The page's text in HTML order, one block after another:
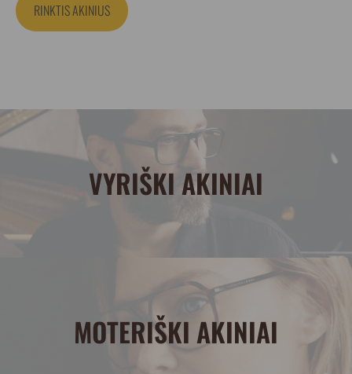
RINKTIS AKINIUS
VYRIŠKI AKINIAI
MOTERIŠKI AKINIAI